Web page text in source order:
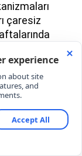
çaresiz
ağların